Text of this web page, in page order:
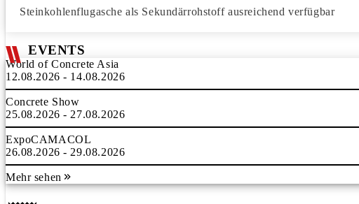
Steinkohlenflugasche als Sekundärrohstoff ausreichend verfügbar
EVENTS
World of Concrete Asia
12.08.2026 - 14.08.2026
Concrete Show
25.08.2026 - 27.08.2026
ExpoCAMACOL
26.08.2026 - 29.08.2026
Mehr sehen